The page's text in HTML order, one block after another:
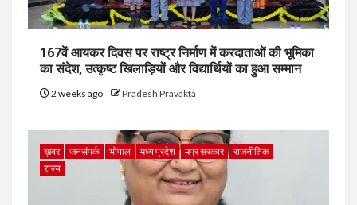
167वें आयकर दिवस पर राष्ट्र निर्माण में करदाताओं की भूमिका
का संदेश, उत्कृष्ट खिलाड़ियों और विद्यार्थियों का हुआ सम्मान
2 weeks ago Pradesh Pravakta
ख़बर जनसंपर्क भोपाल मध्य प्रदेश मप्र सरकार
राजनीतिक
राज्य